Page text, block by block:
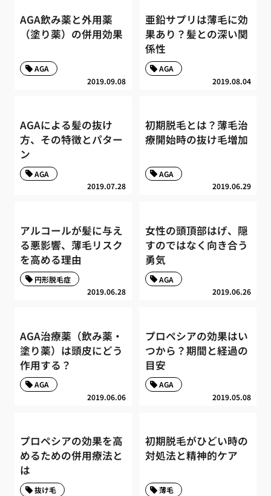
AGA飲み薬と外用薬
（塗り薬）の併用効果
2019.09.08
AGA
亜鉛サプリは薄毛に効
果あり？髪との深い関
係性
2019.08.04
AGA
AGAによる髪の抜け
方、その特徴とパター
ン
2019.07.28
AGA
初期脱毛とは？薄毛治
療開始時の抜け毛増加
2019.06.29
AGA
アルコールが髪に与え
る悪影響、薄毛リスク
を高める理由
2019.06.28
円形脱毛症
女性の頭頂部はげ、隠
すのではなく向き合う
勇気
2019.06.26
AGA
AGA治療薬（飲み薬・
塗り薬）は頭皮にどう
作用する？
2019.06.06
AGA
プロペシアの効果はい
つから？期間と経過の
目安
2019.05.08
AGA
プロペシアの効果を高
めるための併用療法と
は
抜け毛
初期脱毛がひどい時の
対処法と精神的ケア
薄毛